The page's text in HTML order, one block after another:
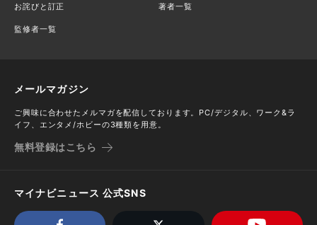
お詫びと訂正 著者一覧
監修者一覧
メールマガジン
ご興味に合わせたメルマガを配信しております。PC/デジタル、ワーク&ラ
イフ、エンタメ/ホビーの3種類を用意。
無料登録はこちら
マイナビニュース 公式SNS